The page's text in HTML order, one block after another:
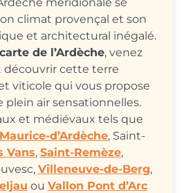
climat provençal et son
et architectural inégalé.
carte de l’Ardèche, venez
découvrir cette terre
viticole qui vous propose
plein air sensationnelles.
et médiévaux tels que
d’Ardèche, Saint-
Vans, Saint-Remèze,
Villeneuve-de-Berg,
ou Vallon Pont d’Arc